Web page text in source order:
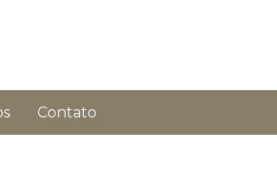
Contato